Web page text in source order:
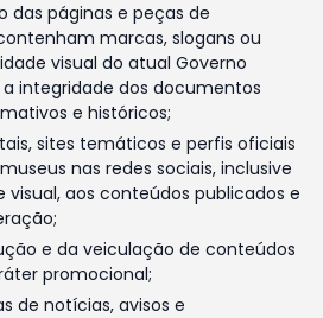
das páginas e peças de
marcas, slogans ou
visual do atual Governo
a integridade dos documentos
e históricos;
sites temáticos e perfis oficiais
nas redes sociais, inclusive
aos conteúdos publicados e
e da veiculação de conteúdos
promocional;
de notícias, avisos e